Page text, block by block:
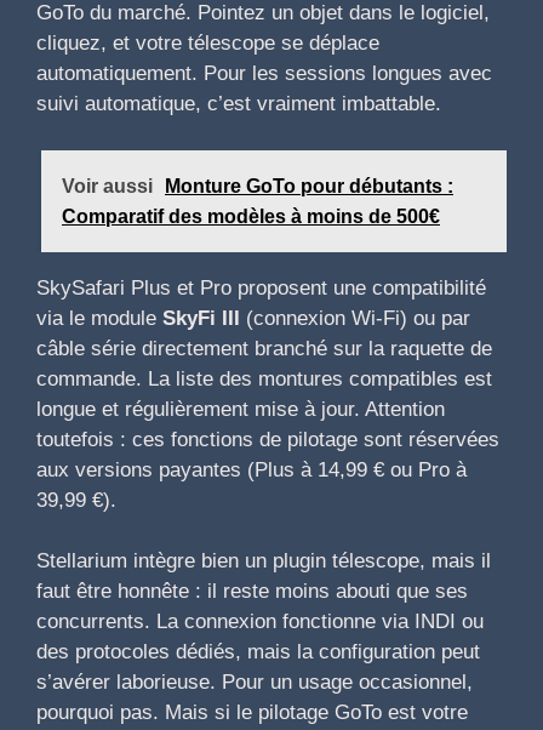
GoTo du marché. Pointez un objet dans le logiciel,
cliquez, et votre télescope se déplace
automatiquement. Pour les sessions longues avec
suivi automatique, c’est vraiment imbattable.
Voir aussi
Monture GoTo pour débutants :
Comparatif des modèles à moins de 500€
SkySafari Plus et Pro proposent une compatibilité
via le module SkyFi III (connexion Wi-Fi) ou par
câble série directement branché sur la raquette de
commande. La liste des montures compatibles est
longue et régulièrement mise à jour. Attention
toutefois : ces fonctions de pilotage sont réservées
aux versions payantes (Plus à 14,99 € ou Pro à
39,99 €).
Stellarium intègre bien un plugin télescope, mais il
faut être honnête : il reste moins abouti que ses
concurrents. La connexion fonctionne via INDI ou
des protocoles dédiés, mais la configuration peut
s’avérer laborieuse. Pour un usage occasionnel,
pourquoi pas. Mais si le pilotage GoTo est votre